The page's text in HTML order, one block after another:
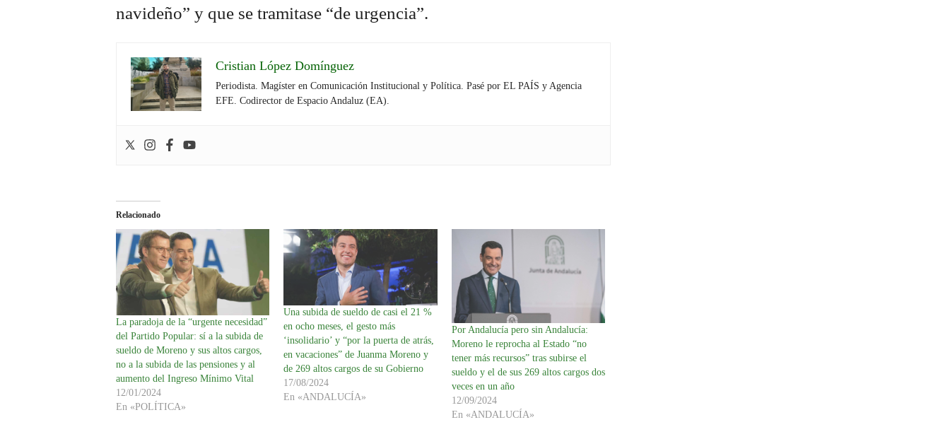
navideño” y que se tramitase “de urgencia”.
Cristian López Domínguez
Periodista. Magíster en Comunicación Institucional y Política. Pasé por EL PAÍS y Agencia
EFE. Codirector de Espacio Andaluz (EA).
Relacionado
La paradoja de la “urgente necesidad”
del Partido Popular: sí a la subida de
sueldo de Moreno y sus altos cargos,
no a la subida de las pensiones y al
aumento del Ingreso Mínimo Vital
12/01/2024
En «POLÍTICA»
Una subida de sueldo de casi el 21 %
en ocho meses, el gesto más
‘insolidario’ y “por la puerta de atrás,
en vacaciones” de Juanma Moreno y
de 269 altos cargos de su Gobierno
17/08/2024
En «ANDALUCÍA»
Por Andalucía pero sin Andalucía:
Moreno le reprocha al Estado “no
tener más recursos” tras subirse el
sueldo y el de sus 269 altos cargos dos
veces en un año
12/09/2024
En «ANDALUCÍA»